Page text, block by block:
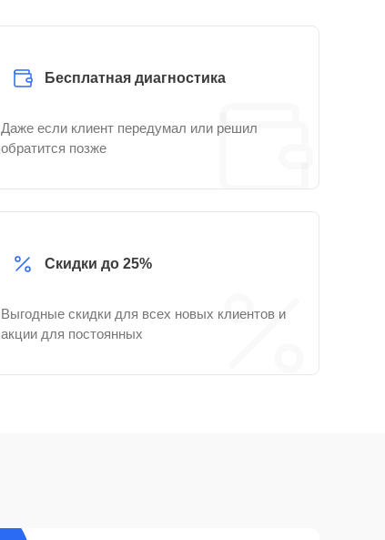
Бесплатная диагностика
Даже если клиент передумал или решил
обратится позже
Скидки до 25%
Выгодные скидки для всех новых клиентов и
акции для постоянных